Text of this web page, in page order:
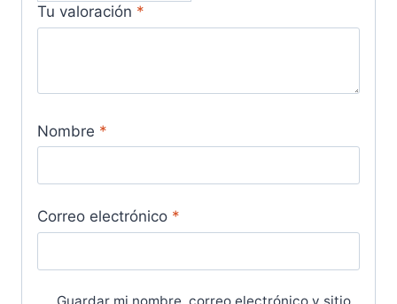
Tu valoración *
Nombre *
Correo electrónico *